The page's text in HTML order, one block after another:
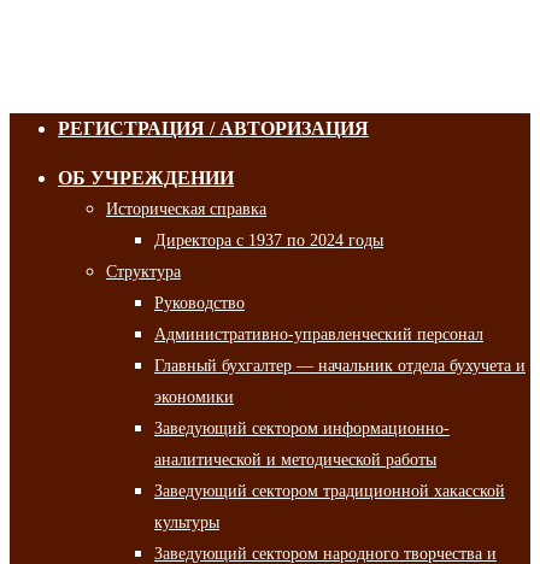
РЕГИСТРАЦИЯ / АВТОРИЗАЦИЯ
ОБ УЧРЕЖДЕНИИ
Историческая справка
Директора с 1937 по 2024 годы
Структура
Руководство
Административно-управленческий персонал
Главный бухгалтер — начальник отдела бухучета и
экономики
Заведующий сектором информационно-
аналитической и методической работы
Заведующий сектором традиционной хакасской
культуры
Заведующий сектором народного творчества и